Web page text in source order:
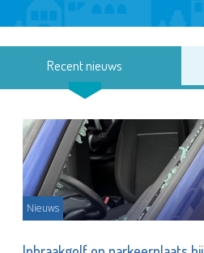
Recent nieuws
Nieuws